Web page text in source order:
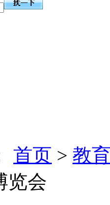
首页 > 教
览会